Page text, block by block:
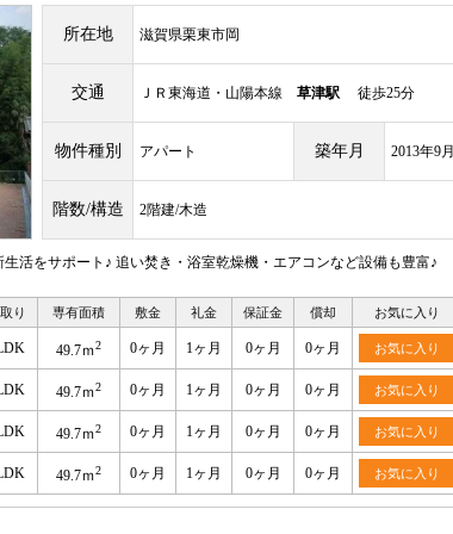
所在地 滋賀県栗東市岡
交通 ＪＲ東海道・山陽本線 草津駅 徒歩25分
物件種別 アパート 築年月 2013年9月
階数/構造 2階建/木造
活をサポート♪ 追い焚き・浴室乾燥機・エアコンなど設備も豊富♪
り 専有面積 敷金 礼金 保証金 償却 お気に入り
49.7ｍ2 0ヶ月 1ヶ月 0ヶ月 0ヶ月 お気に入り
49.7ｍ2 0ヶ月 1ヶ月 0ヶ月 0ヶ月 お気に入り
49.7ｍ2 0ヶ月 1ヶ月 0ヶ月 0ヶ月 お気に入り
49.7ｍ2 0ヶ月 1ヶ月 0ヶ月 0ヶ月 お気に入り